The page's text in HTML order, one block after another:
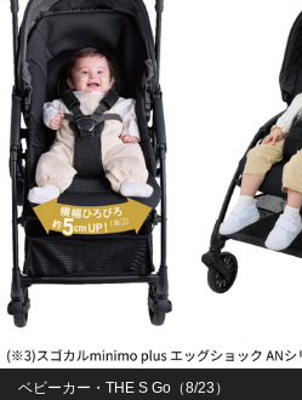
ベビーカー・THE S Go（8/23）